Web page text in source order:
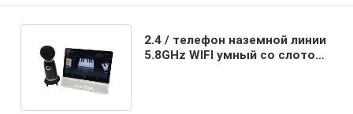
2.4 / телефон наземной линии
5.8GHz WIFI умный со слотом